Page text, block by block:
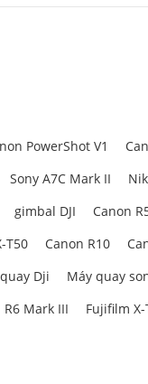
PowerShot V1
Sony A7C Mark II
gimbal DJI Canon
T50 Canon R10
Dji Máy quay
R6 Mark III Fujifilm X-